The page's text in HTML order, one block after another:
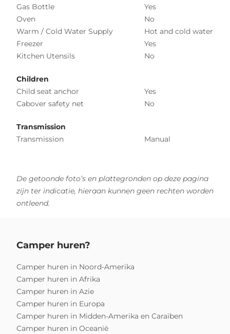
Gas Bottle
Yes
Oven
No
Warm / Cold Water Supply
Hot and cold water
Freezer
Yes
Kitchen Utensils
No
Children
Child seat anchor
Yes
Cabover safety net
No
Transmission
Transmission
Manual
De getoonde foto’s en plattegronden op deze pagina
zijn ter indicatie, hieraan kunnen geen rechten worden
ontleend.
Camper huren?
Camper huren in Noord-Amerika
Camper huren in Afrika
Camper huren in Azie
Camper huren in Europa
Camper huren in Midden-Amerika en Caraïben
Camper huren in Oceanië